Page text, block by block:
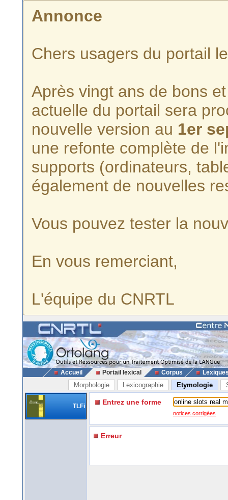
Annonce
Chers usagers du portail
Après vingt ans de bons
actuelle du portail sera
nouvelle version au 1er
une refonte complète de
supports (ordinateurs,
également de nouvelles
Vous pouvez tester la
En vous remerciant,
L'équipe du CNRTL
Accueil Portail lexical Corpus
Morphologie Lexicographie Etymologie
TLFi Entrez une forme
notices corrigées
Erreur